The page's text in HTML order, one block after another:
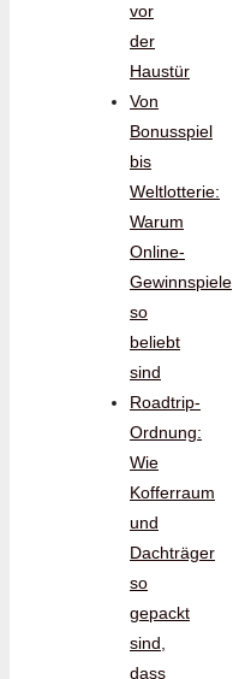
vor
der
Haustür
Von
Bonusspiel
bis
Weltlotterie:
Warum
Online-
Gewinnspiele
so
beliebt
sind
Roadtrip-
Ordnung:
Wie
Kofferraum
und
Dachträger
so
gepackt
sind,
dass